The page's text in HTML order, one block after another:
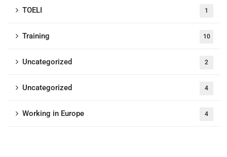
TOELI 1
Training 10
Uncategorized 2
Uncategorized 4
Working in Europe 4